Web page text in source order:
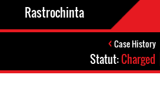
Rastrochinta
Case History
Statut:Charged